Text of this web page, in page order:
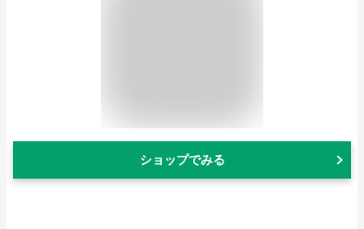
ショップでみる